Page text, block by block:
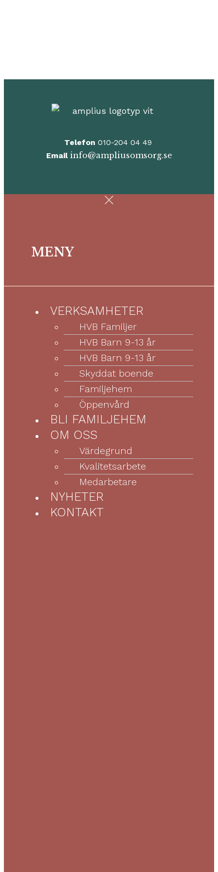
Telefon 010-204 04 49
Email info@ampliusomsorg.se
MENY
Menu VERKSAMHETER
HVB Familjer
HVB Barn 9-13 år
HVB Barn 9-13 år
Skyddat boende
Familjehem
Öppenvård
BLI FAMILJEHEM
OM OSS
Värdegrund
Kvalitetsarbete
Medarbetare
NYHETER
KONTAKT